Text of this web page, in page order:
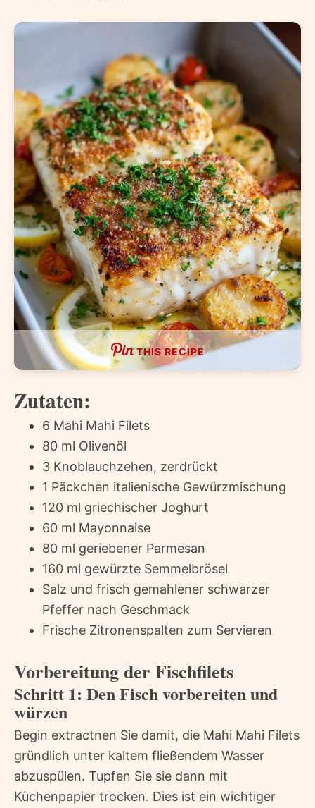
THIS RECIPE
Zutaten:
6 Mahi Mahi Filets
80 ml Olivenöl
3 Knoblauchzehen, zerdrückt
1 Päckchen italienische Gewürzmischung
120 ml griechischer Joghurt
60 ml Mayonnaise
80 ml geriebener Parmesan
160 ml gewürzte Semmelbrösel
Salz und frisch gemahlener schwarzer
Pfeffer nach Geschmack
Frische Zitronenspalten zum Servieren
Vorbereitung der Fischfilets
Schritt 1: Den Fisch vorbereiten und
würzen
Begin extractnen Sie damit, die Mahi Mahi Filets
gründlich unter kaltem fließendem Wasser
abzuspülen. Tupfen Sie sie dann mit
Küchenpapier trocken. Dies ist ein wichtiger